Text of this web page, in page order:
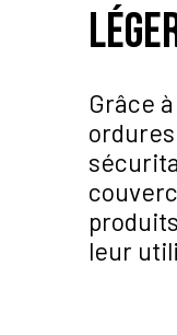
Grâce
leur